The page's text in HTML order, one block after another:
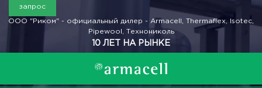
запрос
ООО "Риком" - официальный дилер - Armacell, Thermaflex, Isotec,
Pipewool, Технониколь
10 ЛЕТ НА РЫНКЕ